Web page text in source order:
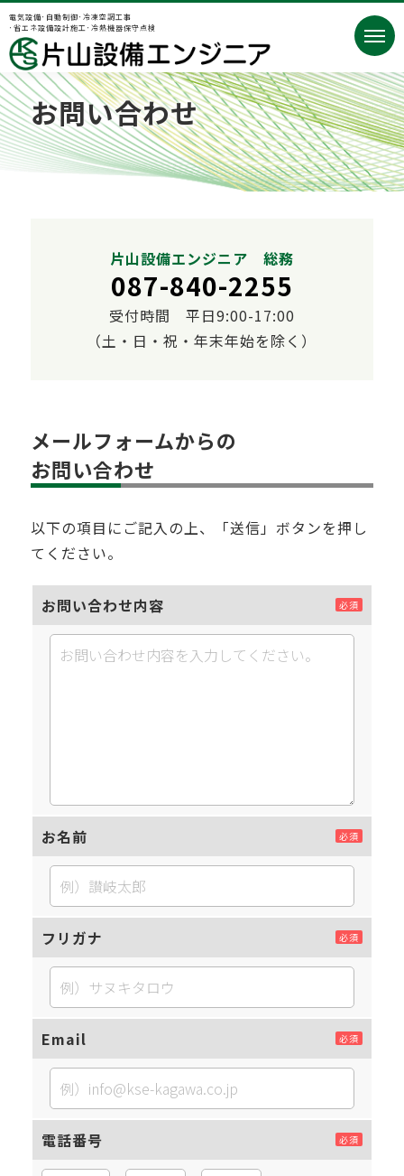
電気設備･自動制御･冷凍空調工事
･省エネ設備設計施工･冷熱機器保守点検
お問い合わせ
片山設備エンジニア 総務
087-840-2255
受付時間 平日9:00-17:00
（土・日・祝・年末年始を除く）
メールフォームからの
お問い合わせ
以下の項目にご記入の上、「送信」ボタンを押し
てください。
お問い合わせ内容
お名前
フリガナ
Email
電話番号